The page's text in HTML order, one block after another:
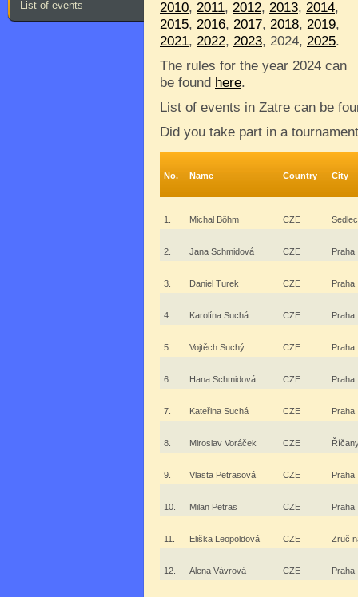
List of events
2010, 2011, 2012, 2013, 2014,
2015, 2016, 2017, 2018, 2019,
2021, 2022, 2023, 2024, 2025.
The rules for the year 2024 can
be found here.
List of events in Zatre can be
Did you take part in a
No. Name Country City
1. Michal Böhm CZE Sedlec
2. Jana Schmidová CZE Praha
3. Daniel Turek CZE Praha
4. Karolína Suchá CZE Praha
5. Vojtěch Suchý CZE Praha
6. Hana Schmidová CZE Praha
7. Kateřina Suchá CZE Praha
8. Miroslav Voráček CZE
9. Vlasta Petrasová CZE Praha
10. Milan Petras CZE Praha
11. Eliška Leopoldová CZE Zruč
12. Alena Vávrová CZE Praha